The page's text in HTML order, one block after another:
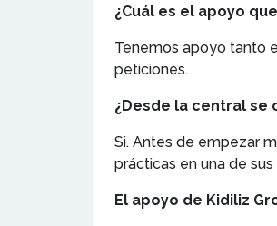
¿Cuál es el apoyo
Tenemos apoyo tanto
peticiones.
¿Desde la central
Si. Antes de empezar
prácticas en una de sus
El apoyo de Kidiliz